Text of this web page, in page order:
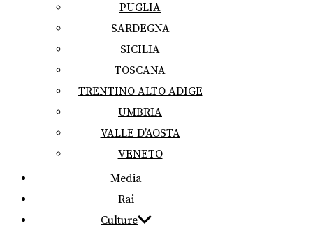
PUGLIA
SARDEGNA
SICILIA
TOSCANA
TRENTINO ALTO ADIGE
UMBRIA
VALLE D’AOSTA
VENETO
Media
Rai
Culture